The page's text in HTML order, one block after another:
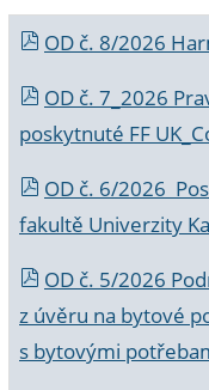
OD č. 8/2026
OD č. 7_2026
poskytnuté FF
OD č. 6/2026
fakultě Univerzity
OD č. 5/2026
z úvěru na bytové
s bytovými